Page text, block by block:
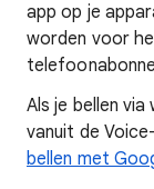
app op je
worden voor
Als je bellen
vanuit de
bellen met